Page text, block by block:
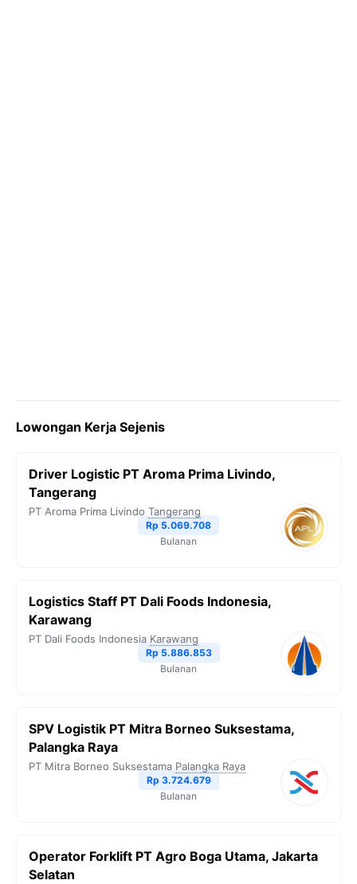
Lowongan Kerja Sejenis
Driver Logistic PT Aroma Prima Livindo,
Tangerang
PT Aroma Prima Livindo Tangerang
Rp 5.069.708
Bulanan
Logistics Staff PT Dali Foods Indonesia,
Karawang
PT Dali Foods Indonesia Karawang
Rp 5.886.853
Bulanan
SPV Logistik PT Mitra Borneo Suksestama,
Palangka Raya
PT Mitra Borneo Suksestama Palangka Raya
Rp 3.724.679
Bulanan
Operator Forklift PT Agro Boga Utama, Jakarta
Selatan